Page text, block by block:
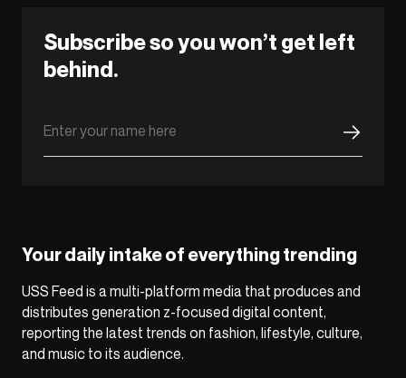
Subscribe so you won’t get left
behind.
Your daily intake of everything trending
USS Feed is a multi-platform media that produces and
distributes generation z-focused digital content,
reporting the latest trends on fashion, lifestyle, culture,
and music to its audience.